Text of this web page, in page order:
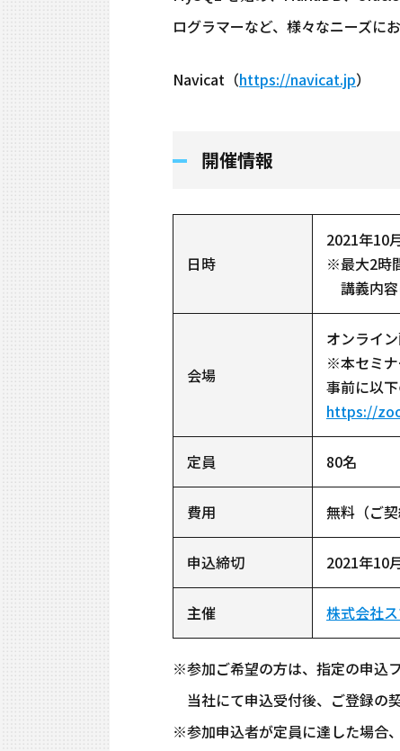
ログラマーなど、様々なニーズに
Navicat（https://navicat.jp）
開催情報
日時
2021年10
※最大2時
講義内容
会場
オンライ
※本セミナ
事前に以
https://
定員 80名
費用 無料（ご契
申込締切 2021年10
主催 株式会社
※参加ご希望の方は、指定の申込
当社にて申込受付後、ご登録の
※参加申込者が定員に達した場合